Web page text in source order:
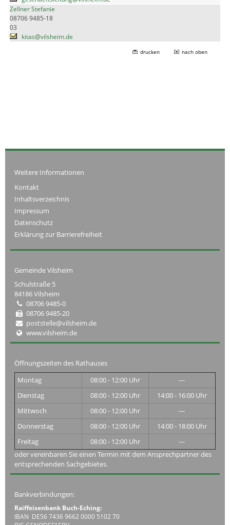
Zellner Stefanie
08706 9485-18
03
kitas@vilsheim.de
drucken nach oben
Weitere Informationen
Kontakt
Inhaltsverzeichnis
Impressum
Datenschutz
Erklärung zur Barrierefreiheit
Gemeinde Vilsheim
Schulstraße 5
84186 Vilsheim
08706 9485-0
08706 9485-20
poststelle@vilsheim.de
www.vilsheim.de
Öffnungszeiten des Rathauses
Montag
08:00 - 12:00 Uhr
---
Dienstag
08:00 - 12:00 Uhr
14:00 - 16:00 Uhr
Mittwoch
08:00 - 12:00 Uhr
---
Donnerstag
08:00 - 12:00 Uhr
14:00 - 18:00 Uhr
Freitag
08:00 - 12:00 Uhr
---
oder vereinbaren Sie einen Termin mit dem Ansprechpartner des
entsprechenden Sachgebietes.
Bankverbindungen:
Raiffeisenbank Buch-Eching:
IBAN DE56 7436 9662 0000 5102 70